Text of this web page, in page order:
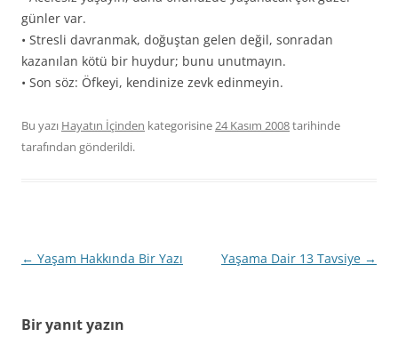
günler var.
• Stresli davranmak, doğuştan gelen değil, sonradan
kazanılan kötü bir huydur; bunu unutmayın.
• Son söz: Öfkeyi, kendinize zevk edinmeyin.
Bu yazı Hayatın İçinden kategorisine24 Kasım 2008tarihinde
tarafından gönderildi.
Yazı
← Yaşam Hakkında Bir Yazı Yaşama Dair 13 Tavsiye →
Bir yanıt yazın